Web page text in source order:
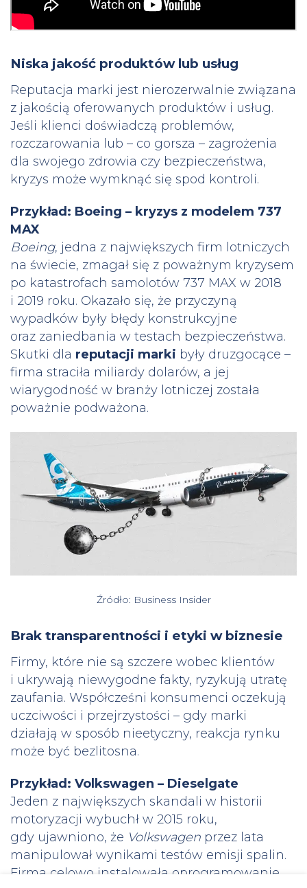
Niska jakość produktów lub usług
Reputacja marki jest nierozerwalnie związana
z jakością oferowanych produktów i usług.
Jeśli klienci doświadczą problemów,
rozczarowania lub – co gorsza – zagrożenia
dla swojego zdrowia czy bezpieczeństwa,
kryzys może wymknąć się spod kontroli.
Przykład: Boeing – kryzys z modelem 737
MAX
Boeing, jedna z największych firm lotniczych
na świecie, zmagał się z poważnym kryzysem
po katastrofach samolotów 737 MAX w 2018
i 2019 roku. Okazało się, że przyczyną
wypadków były błędy konstrukcyjne
oraz zaniedbania w testach bezpieczeństwa.
Skutki dla reputacji marki były druzgocące –
firma straciła miliardy dolarów, a jej
wiarygodność w branży lotniczej została
poważnie podważona.
Źródło: Business Insider
Brak transparentności i etyki w biznesie
Firmy, które nie są szczere wobec klientów
i ukrywają niewygodne fakty, ryzykują utratę
zaufania. Współcześni konsumenci oczekują
uczciwości i przejrzystości – gdy marki
działają w sposób nieetyczny, reakcja rynku
może być bezlitosna.
Przykład: Volkswagen – Dieselgate
Jeden z największych skandali w historii
motoryzacji wybuchł w 2015 roku,
gdy ujawniono, że Volkswagen przez lata
manipulował wynikami testów emisji spalin.
Firma celowo instalowała oprogramowanie,